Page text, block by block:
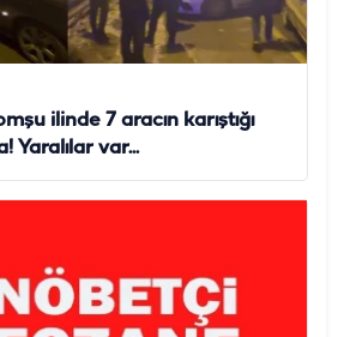
ilinde 7 aracın karıştığı
Yaralılar var...